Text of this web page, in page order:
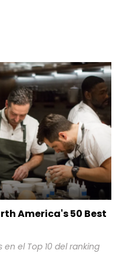
America's 50 Best
el Top 10 del ranking